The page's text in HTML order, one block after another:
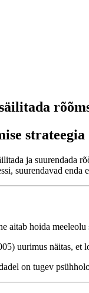
strateegia
ja suurendada
suurendavad enda
aitab hoida
uurimus näitas, et
on tugev